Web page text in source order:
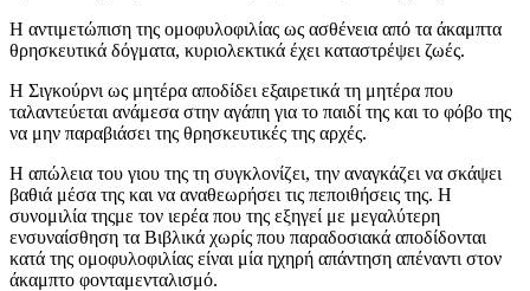
Η αντιμετώπιση της ομοφυλοφιλίας ως ασθένεια από τα άκαμπτα
θρησκευτικά δόγματα, κυριολεκτικά έχει καταστρέψει ζωές.
Η Σιγκούρνι ως μητέρα αποδίδει εξαιρετικά τη μητέρα που
ταλαντεύεται ανάμεσα στην αγάπη για το παιδί της και το φόβο της
να μην παραβιάσει της θρησκευτικές της αρχές.
Η απώλεια του γιου της τη συγκλονίζει, την αναγκάζει να σκάψει
βαθιά μέσα της και να αναθεωρήσει τις πεποιθήσεις της. Η
συνομιλία τηςμε τον ιερέα που της εξηγεί με μεγαλύτερη
ενσυναίσθηση τα Βιβλικά χωρίς που παραδοσιακά αποδίδονται
κατά της ομοφυλοφιλίας είναι μία ηχηρή απάντηση απέναντι στον
άκαμπτο φονταμενταλισμό.